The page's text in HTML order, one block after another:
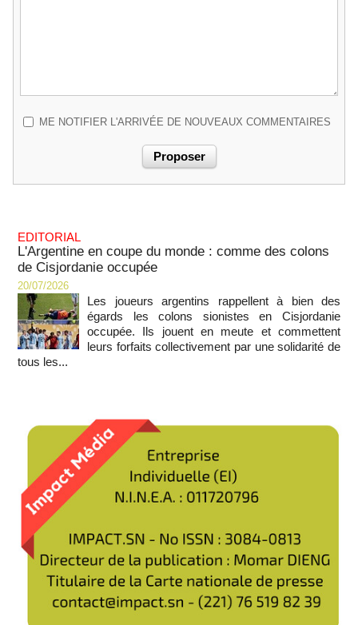
ME NOTIFIER L'ARRIVÉE DE NOUVEAUX COMMENTAIRES
EDITORIAL
L'Argentine en coupe du monde : comme des colons
de Cisjordanie occupée
20/07/2026
Les joueurs argentins rappellent à bien des
égards les colons sionistes en Cisjordanie
occupée. Ils jouent en meute et commettent
leurs forfaits collectivement par une solidarité de
tous les...